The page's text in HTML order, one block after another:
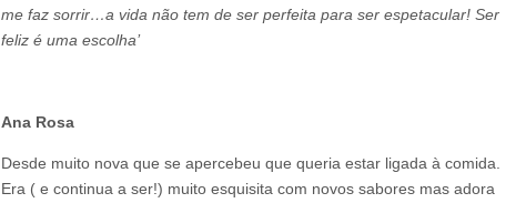
me faz sorrir…a vida não tem de ser perfeita para ser espetacular! Ser
feliz é uma escolha’
Ana Rosa
Desde muito nova que se apercebeu que queria estar ligada à comida.
Era ( e continua a ser!) muito esquisita com novos sabores mas adora